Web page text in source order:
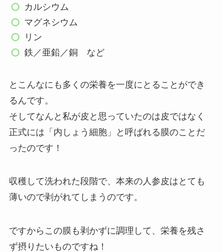
カルシウム
マグネシウム
リン
鉄／亜鉛／銅 など
とこんなにも多くの栄養を一度にとることができ
るんです。
そしてなんと私が皮と思っていたのは皮ではなく
正式には「 内しょう細胞」と呼ばれる膜のことだ
ったのです！
収穫して洗われた段階で、本来の人参皮はとても
薄いので剥がれてしまうのです。
ですからこの膜も剥かずに調理して、栄養を残さ
ず摂りたいものですね！